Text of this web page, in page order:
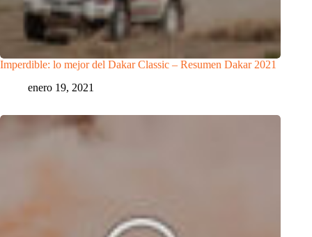
Imperdible: lo mejor del Dakar Classic – Resumen Dakar 2021
enero 19, 2021